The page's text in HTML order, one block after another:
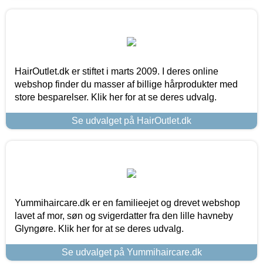
HairOutlet.dk er stiftet i marts 2009. I deres online
webshop finder du masser af billige hårprodukter med
store besparelser. Klik her for at se deres udvalg.
Se udvalget på HairOutlet.dk
Yummihaircare.dk er en familieejet og drevet webshop
lavet af mor, søn og svigerdatter fra den lille havneby
Glyngøre. Klik her for at se deres udvalg.
Se udvalget på Yummihaircare.dk